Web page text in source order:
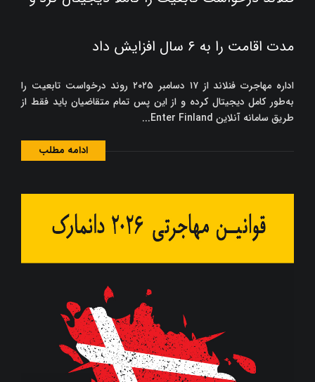
مدت اقامت را به ۶ سال افزایش داد
اداره مهاجرت فنلاند از ۱۷ دسامبر ۲۰۲۵ روند درخواست تابعیت را
به‌طور کامل دیجیتال کرده و از این پس تمام متقاضیان باید فقط از
طریق سامانه آنلاین Enter Finland...
ادامه مطلب